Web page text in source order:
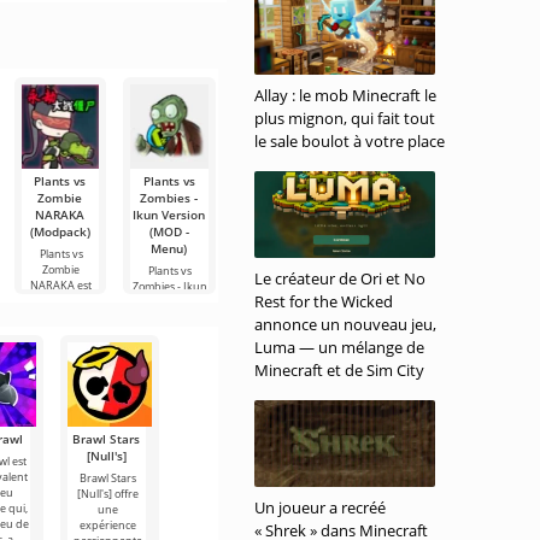
des
concevoir
l'intérieur
d'une pièce en
modèles 2D
une
application très
utile sur
Android pour
la
personnalisation
de
Plants vs
Zombie
NARAKA
(Modpack)
Plants vs
Zombie
NARAKA est
Plants vs
Zombies -
Ikun Version
(MOD -
Menu)
Plants vs
Zombies - Ikun
Plants vs
Zombies -
Random
(MOD -
Modpack,
Cheats)
Plants vs
Zombies -
Random
conserve tous
les
Plants vs
Zombies TAJ
Edition
(MOD -
Modpack,
Cheats)
Plants vs
Zombies TAJ
Edition est une
version
est
qui,
de
Brawl Stars
[Null's]
Brawl Stars
[Null's] offre
une
expérience
Allay : le mob Minecraft le
plus mignon, qui fait tout
le sale boulot à votre place
Le créateur de Ori et No
Rest for the Wicked
annonce un nouveau jeu,
Luma — un mélange de
Minecraft et de Sim City
Un joueur a recréé
« Shrek » dans Minecraft